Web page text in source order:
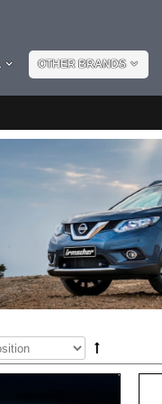
OTHER BRANDS